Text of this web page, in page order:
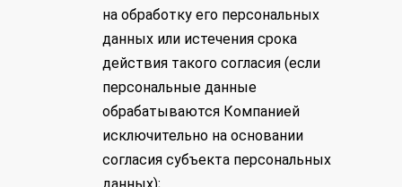
на обработку его персональных
данных или истечения срока
действия такого согласия (если
персональные данные
обрабатываются Компанией
исключительно на основании
согласия субъекта персональных